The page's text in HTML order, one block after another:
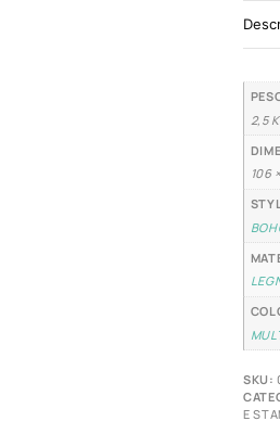
2,5
106
SKU:
E